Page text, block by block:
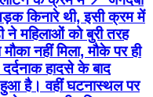
किनारे थी, इसी क्रम में
ने महिलाओं को बुरी तरह
नहीं मिला, मौके पर ही
हादसे के बाद
हुआ है। वहीं घटनास्थल पर